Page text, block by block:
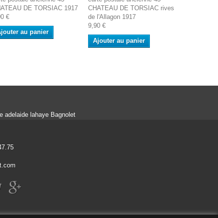
DE TORSIAC 1917
€
au panier
CHATEAU DE TORSIAC rives
de l'Allagon 1917
9,90 €
Ajouter au panier
adelaide lahaye Bagnolet